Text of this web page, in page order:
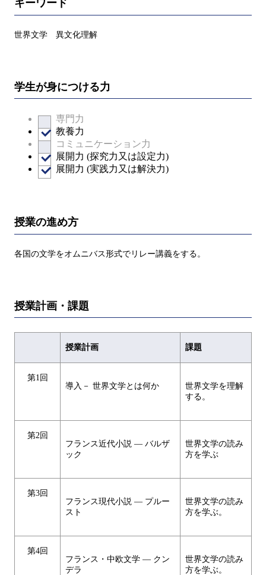
キーワード
世界文学 異文化理解
学生が身につける力
専門力
教養力
コミュニケーション力
展開力 (探究力又は設定力)
展開力 (実践力又は解決力)
授業の進め方
各国の文学をオムニバス形式でリレー講義をする。
授業計画・課題
授業計画 課題
第1回
導入－ 世界文学とは何か
世界文学を理解
する。
第2回
フランス近代小説 ― バルザ
ック
世界文学の読み
方を学ぶ
第3回
フランス現代小説 ― プルー
スト
世界文学の読み
方を学ぶ。
第4回
フランス・中欧文学 ― クン
デラ
世界文学の読み
方を学ぶ。